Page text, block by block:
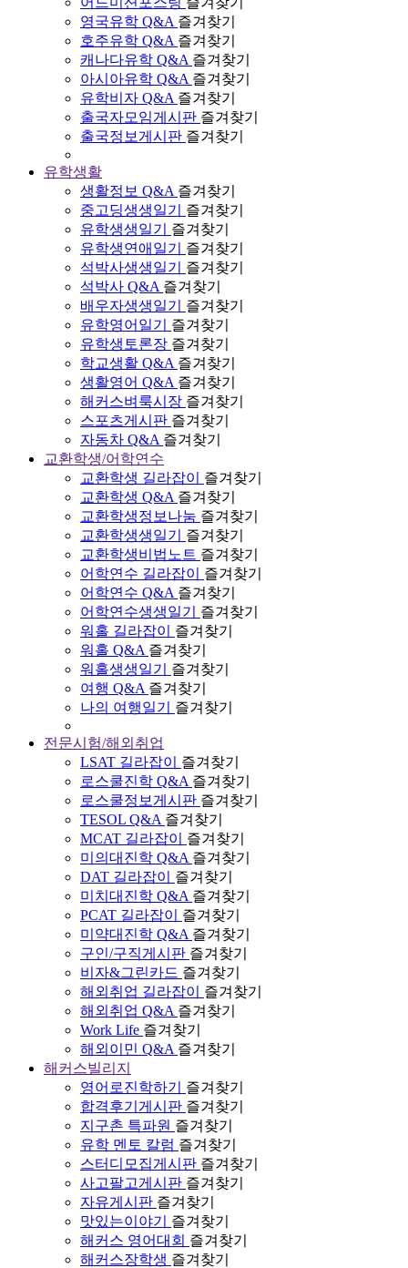
영국유학 Q&A 즐겨찾기
호주유학 Q&A 즐겨찾기
캐나다유학 Q&A 즐겨찾기
아시아유학 Q&A 즐겨찾기
유학비자 Q&A 즐겨찾기
출국자모임게시판 즐겨찾기
출국정보게시판 즐겨찾기
유학생활
생활정보 Q&A 즐겨찾기
중고딩생생일기
즐겨찾기
유학생생일기
즐겨찾기
유학생연애일기
즐겨찾기
석박사생생일기
즐겨찾기
석박사 Q&A 즐겨찾기
배우자생생일기
즐겨찾기
유학영어일기
즐겨찾기
유학생토론장 즐겨찾기
학교생활 Q&A 즐겨찾기
생활영어 Q&A 즐겨찾기
해커스벼룩시장 즐겨찾기
스포츠게시판 즐겨찾기
자동차 Q&A 즐겨찾기
교환학생/어학연수
교환학생 길라잡이
즐겨찾기
교환학생 Q&A 즐겨찾기
교환학생정보나눔 즐겨찾기
교환학생생일기
즐겨찾기
교환학생비법노트 즐겨찾기
어학연수 길라잡이
즐겨찾기
어학연수 Q&A 즐겨찾기
어학연수생생일기
즐겨찾기
워홀 길라잡이
즐겨찾기
워홀 Q&A 즐겨찾기
워홀생생일기
즐겨찾기
여행 Q&A 즐겨찾기
나의 여행일기
즐겨찾기
전문시험/해외취업
LSAT 길라잡이
즐겨찾기
로스쿨진학 Q&A 즐겨찾기
로스쿨정보게시판 즐겨찾기
TESOL Q&A 즐겨찾기
MCAT 길라잡이
즐겨찾기
미의대진학 Q&A 즐겨찾기
DAT 길라잡이
즐겨찾기
미치대진학 Q&A 즐겨찾기
PCAT 길라잡이
즐겨찾기
미약대진학 Q&A 즐겨찾기
구인/구직게시판 즐겨찾기
비자&그린카드 즐겨찾기
해외취업 길라잡이
즐겨찾기
해외취업 Q&A 즐겨찾기
Work Life 즐겨찾기
해외이민 Q&A 즐겨찾기
해커스빌리지
영어로진학하기
즐겨찾기
합격후기게시판 즐겨찾기
지구촌 특파원 즐겨찾기
유학 멘토 칼럼 즐겨찾기
스터디모집게시판 즐겨찾기
사고팔고게시판 즐겨찾기
자유게시판 즐겨찾기
맛있는이야기
즐겨찾기
해커스 영어대회 즐겨찾기
해커스장학생 즐겨찾기